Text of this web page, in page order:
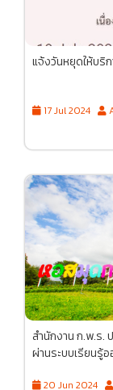
แจ้งวันหยุดให้บริ
17 Jul 2024
สำนักงาน ก.พ.ร.
ผ่านระบบเรียนรู้อ
20 Jun 2024